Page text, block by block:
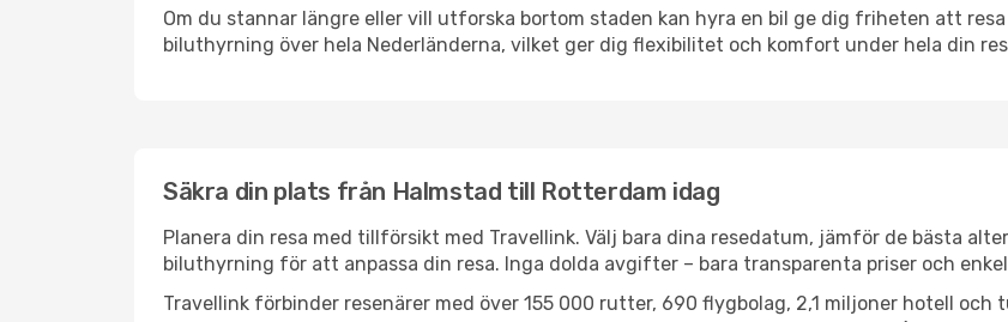
Om du stannar längre eller vill utforska bortom staden kan hyra en bil ge dig friheten att
biluthyrning över hela Nederländerna, vilket ger dig flexibilitet och komfort under hela din
Säkra din plats från Halmstad till Rotterdam idag
Planera din resa med tillförsikt med Travellink. Välj bara dina resedatum, jämför de bästa
biluthyrning för att anpassa din resa. Inga dolda avgifter – bara transparenta priser och
Travellink förbinder resenärer med över 155 000 rutter, 690 flygbolag, 2,1 miljoner hotell